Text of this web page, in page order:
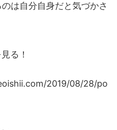
は自分自身だと気づかさ
る！
2019/08/28/po